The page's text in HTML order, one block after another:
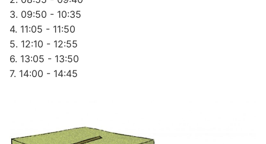
3. 09:50 - 10:35
4. 11:05 - 11:50
5. 12:10 - 12:55
6. 13:05 - 13:50
7. 14:00 - 14:45